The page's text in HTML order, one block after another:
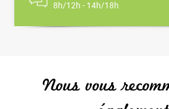
8h/12h - 14h/18h
Nous vous